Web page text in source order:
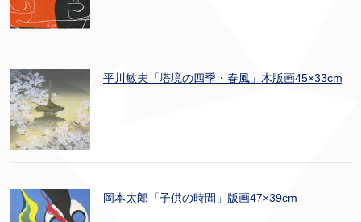
平川敏夫「塔境の四季・春風」木版画45×33cm
岡本太郎「子供の時間」版画47×39cm